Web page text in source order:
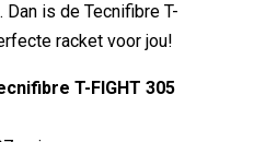
is de Tecnifibre T-
racket voor jou!
T-FIGHT 305